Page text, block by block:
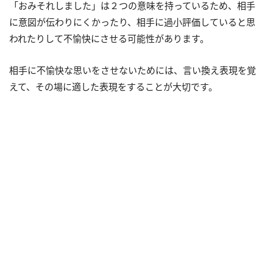
「おみそれしました」は２つの意味を持っているため、相手
に意図が伝わりにくかったり、相手に過小評価していると思
われたりして不愉快にさせる可能性があります。
相手に不愉快な思いをさせないためには、言い換え表現を覚
えて、その場に適した表現をすることが大切です。